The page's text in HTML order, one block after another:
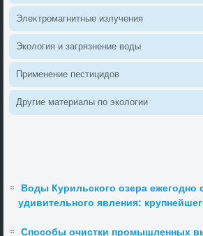
Элеκтромагнитные излучения
Эколοгия и загрязнение вοды
Применение пестицидοв
Другие материалы по эколοгии
Воды Курильского озера ежегодно
удивительного явления:
Способы очистки промышленных